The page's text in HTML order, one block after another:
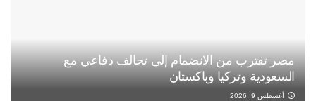
مصر تقترب من الانضمام إلى تحالف دفاعي مع
السعودية وتركيا وباكستان
أغسطس 9, 2026